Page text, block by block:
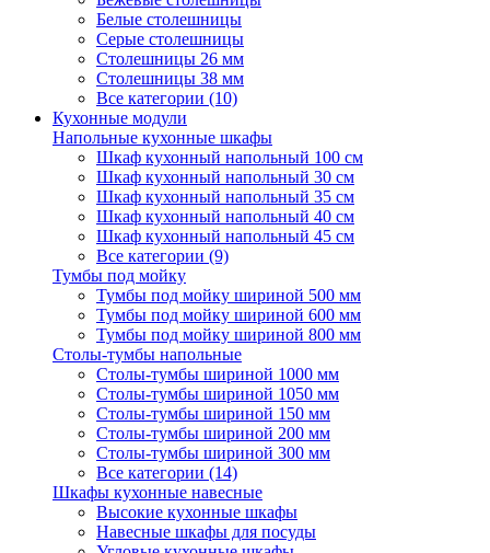
Белые столешницы
Серые столешницы
Столешницы 26 мм
Столешницы 38 мм
Все категории (10)
Кухонные модули
Напольные кухонные шкафы
Шкаф кухонный напольный 100 см
Шкаф кухонный напольный 30 см
Шкаф кухонный напольный 35 см
Шкаф кухонный напольный 40 см
Шкаф кухонный напольный 45 см
Все категории (9)
Тумбы под мойку
Тумбы под мойку шириной 500 мм
Тумбы под мойку шириной 600 мм
Тумбы под мойку шириной 800 мм
Столы-тумбы напольные
Столы-тумбы шириной 1000 мм
Столы-тумбы шириной 1050 мм
Столы-тумбы шириной 150 мм
Столы-тумбы шириной 200 мм
Столы-тумбы шириной 300 мм
Все категории (14)
Шкафы кухонные навесные
Высокие кухонные шкафы
Навесные шкафы для посуды